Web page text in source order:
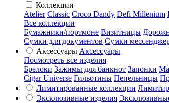
Коллекции
Atelier Classic Croco Dandy Defi Millenium
Все коллекции
Бумажники/портмоне Визитницы
Сумки для документов Сумки
Аксессуары Аксессуары
Посмотреть все изделия
Брелоки Зажимы для банкнот Запонки
Cigar Universe Гильотины Пепельницы
Лимитированные коллекции
Эксклюзивные изделия